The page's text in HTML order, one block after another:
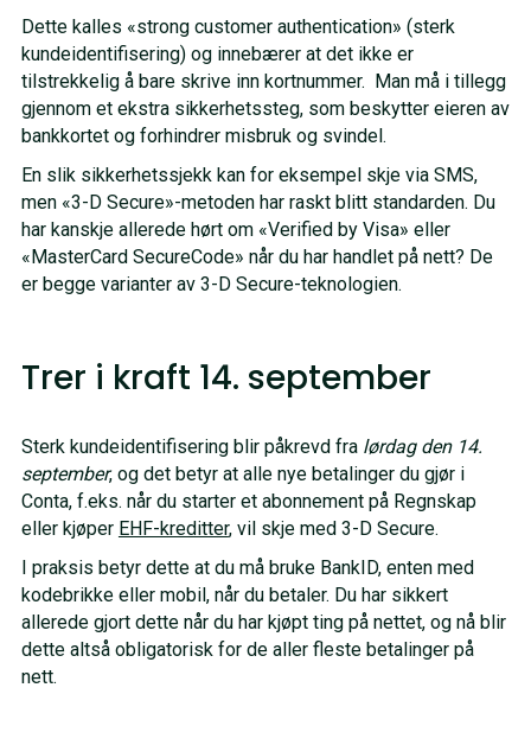
Dette kalles «strong customer authentication» (sterk
kundeidentifisering) og innebærer at det ikke er
tilstrekkelig å bare skrive inn kortnummer. Man må i tillegg
gjennom et ekstra sikkerhetssteg, som beskytter eieren av
bankkortet og forhindrer misbruk og svindel.
En slik sikkerhetssjekk kan for eksempel skje via SMS,
men «3-D Secure»-metoden har raskt blitt standarden. Du
har kanskje allerede hørt om «Verified by Visa» eller
«MasterCard SecureCode» når du har handlet på nett? De
er begge varianter av 3-D Secure-teknologien.
Trer i kraft 14. september
Sterk kundeidentifisering blir påkrevd fra lørdag den 14.
september, og det betyr at alle nye betalinger du gjør i
Conta, f.eks. når du starter et abonnement på Regnskap
eller kjøper EHF-kreditter, vil skje med 3-D Secure.
I praksis betyr dette at du må bruke BankID, enten med
kodebrikke eller mobil, når du betaler. Du har sikkert
allerede gjort dette når du har kjøpt ting på nettet, og nå blir
dette altså obligatorisk for de aller fleste betalinger på
nett.